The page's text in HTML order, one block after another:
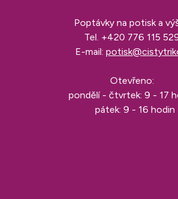
Poptávky na potisk a
Tel. +420 776 115
E-mail:
Otevřeno:
pondělí - čtvrtek: 9 - 17
pátek: 9 - 16 hodin